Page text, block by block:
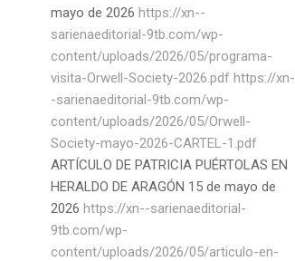
mayo de 2026 https://xn--
sarienaeditorial-9tb.com/wp-
content/uploads/2026/05/programa-
visita-Orwell-Society-2026.pdf https://xn-
-sarienaeditorial-9tb.com/wp-
content/uploads/2026/05/Orwell-
Society-mayo-2026-CARTEL-1.pdf
ARTÍCULO DE PATRICIA PUÉRTOLAS EN
HERALDO DE ARAGÓN 15 de mayo de
2026 https://xn--sarienaeditorial-
9tb.com/wp-
content/uploads/2026/05/articulo-en-